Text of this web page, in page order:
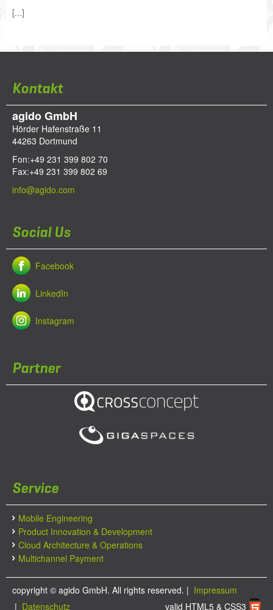
[...]
Kontakt
agido GmbH
Hörder Hafenstraße 11
44263 Dortmund
Fon:+49 231 399 802 70
Fax:+49 231 399 802 69
info@agido.com
Social Us
Facebook
LinkedIn
Instagram
Partner
Service
Mobile Engineering
Product Innovation & Development
Cloud Architecture & Operations
Multichannel Payment
copyright © agido GmbH. All rights reserved. | Impressum
| Datenschutz valid HTML5 & CSS3